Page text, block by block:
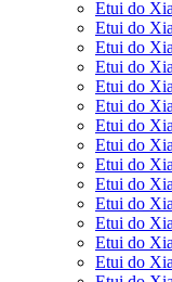
Etui do
Etui do
Etui do
Etui do
Etui do
Etui do
Etui do
Etui do
Etui do
Etui do
Etui do
Etui do
Etui do
Etui do